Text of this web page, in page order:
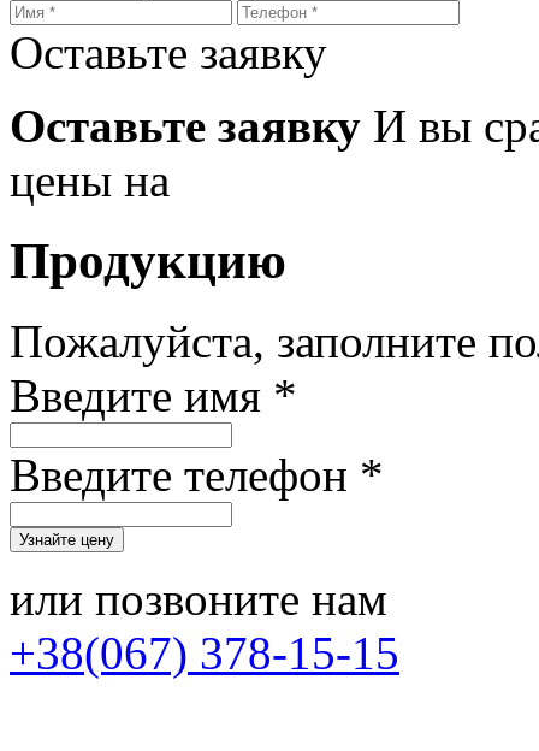
Оставьте заявку
Оставьте заявку И вы
цены на
Продукцию
Пожалуйста, заполните
Введите имя *
Введите телефон *
или позвоните нам
+38(067) 378-15-15